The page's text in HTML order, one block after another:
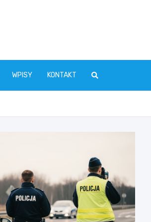
WPISY KONTAKT